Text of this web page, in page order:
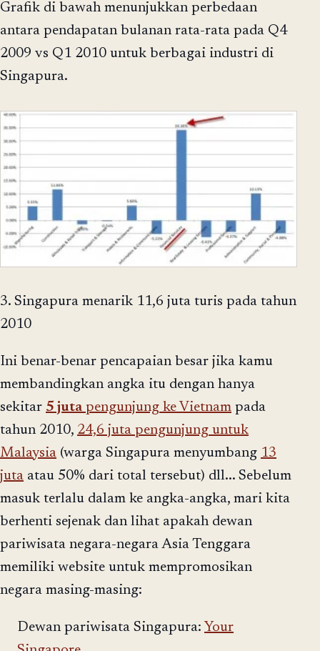
Grafik di bawah menunjukkan perbedaan
antara pendapatan bulanan rata-rata pada Q4
2009 vs Q1 2010 untuk berbagai industri di
Singapura.
3. Singapura menarik 11,6 juta turis pada tahun
2010
Ini benar-benar pencapaian besar jika kamu
membandingkan angka itu dengan hanya
sekitar 5 juta pengunjung ke Vietnam pada
tahun 2010, 24,6 juta pengunjung untuk
Malaysia (warga Singapura menyumbang 13
juta atau 50% dari total tersebut) dll... Sebelum
masuk terlalu dalam ke angka-angka, mari kita
berhenti sejenak dan lihat apakah dewan
pariwisata negara-negara Asia Tenggara
memiliki website untuk mempromosikan
negara masing-masing:
Dewan pariwisata Singapura: Your